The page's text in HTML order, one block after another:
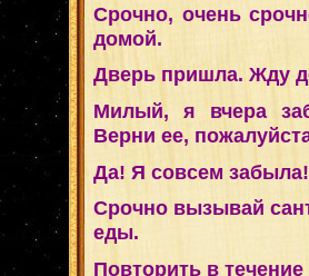
Срочно, очень
домой.
Дверь пришла. Жду
Милый, я вчера
Верни ее,
Да! Я совсем
Срочно вызывай
еды.
Повторить в течение